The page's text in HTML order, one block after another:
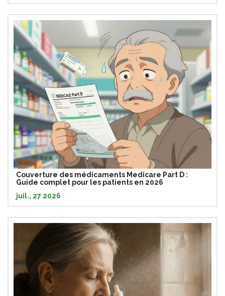
Couverture des médicaments Medicare Part D :
Guide complet pour les patients en 2026
juil., 27 2026